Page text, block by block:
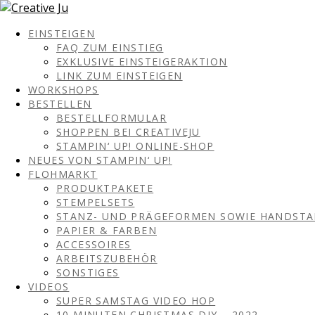
EINSTEIGEN
FAQ ZUM EINSTIEG
EXKLUSIVE EINSTEIGERAKTION
LINK ZUM EINSTEIGEN
WORKSHOPS
BESTELLEN
BESTELLFORMULAR
SHOPPEN BEI CREATIVEJU
STAMPIN‘ UP! ONLINE-SHOP
NEUES VON STAMPIN‘ UP!
FLOHMARKT
PRODUKTPAKETE
STEMPELSETS
STANZ- UND PRÄGEFORMEN SOWIE
PAPIER & FARBEN
ACCESSOIRES
ARBEITSZUBEHÖR
SONSTIGES
VIDEOS
SUPER SAMSTAG VIDEO HOP